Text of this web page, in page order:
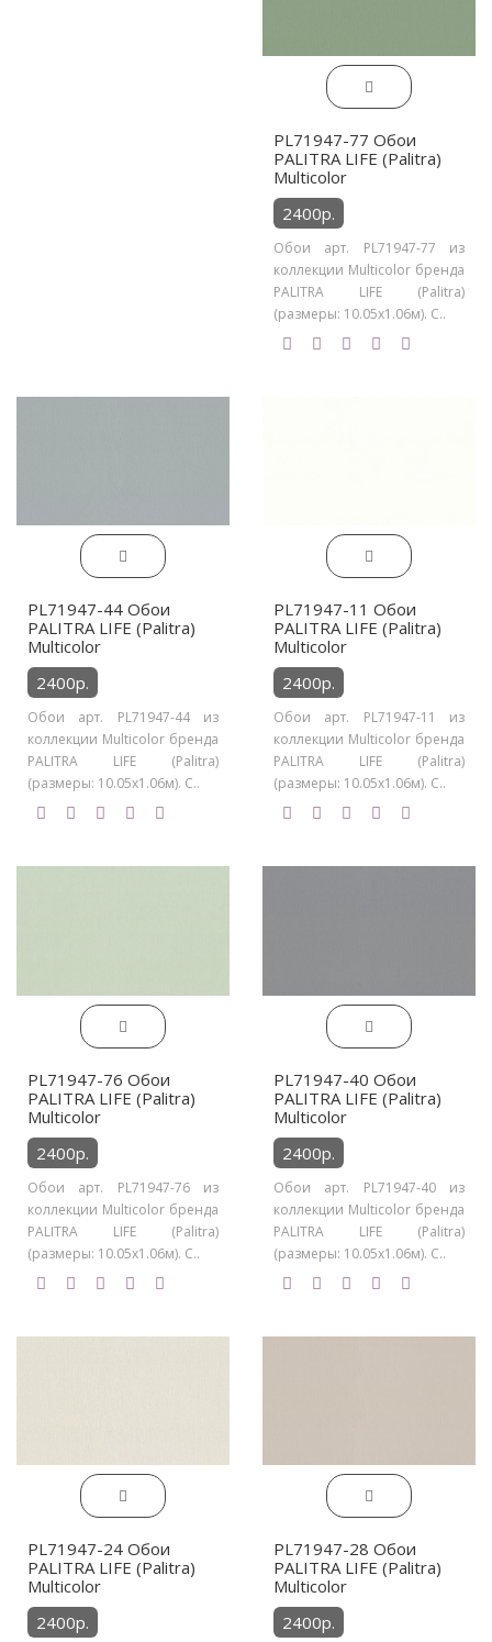
PL71947-77 Обои
PALITRA LIFE (Palitra)
Multicolor
2400р.
Обои арт. PL71947-77 из
коллекции Multicolor бренда
PALITRA LIFE (Palitra)
(размеры: 10.05х1.06м). С..
PL71947-44 Обои
PALITRA LIFE (Palitra)
Multicolor
2400р.
Обои арт. PL71947-44 из
коллекции Multicolor бренда
PALITRA LIFE (Palitra)
(размеры: 10.05х1.06м). С..
PL71947-11 Обои
PALITRA LIFE (Palitra)
Multicolor
2400р.
Обои арт. PL71947-11 из
коллекции Multicolor бренда
PALITRA LIFE (Palitra)
(размеры: 10.05х1.06м). С..
PL71947-76 Обои
PALITRA LIFE (Palitra)
Multicolor
2400р.
Обои арт. PL71947-76 из
коллекции Multicolor бренда
PALITRA LIFE (Palitra)
(размеры: 10.05х1.06м). С..
PL71947-40 Обои
PALITRA LIFE (Palitra)
Multicolor
2400р.
Обои арт. PL71947-40 из
коллекции Multicolor бренда
PALITRA LIFE (Palitra)
(размеры: 10.05х1.06м). С..
PL71947-24 Обои
PALITRA LIFE (Palitra)
Multicolor
2400р.
PL71947-28 Обои
PALITRA LIFE (Palitra)
Multicolor
2400р.